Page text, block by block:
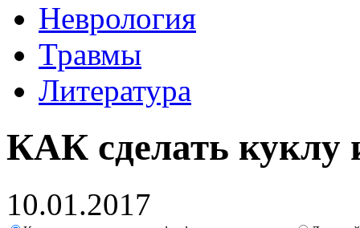
Неврология
Травмы
Литература
КАК сделать куклу
10.01.2017